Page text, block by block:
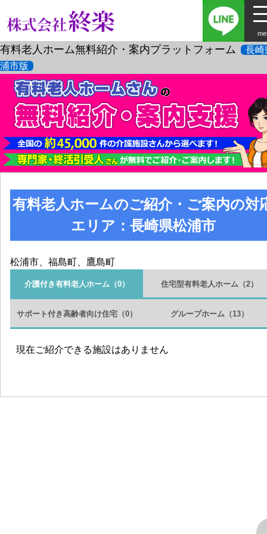
有料老人ホーム無料紹介・案内プラットフォーム
長崎
浦市版
有料老人ホームのご紹介・ご案内の対
エリア：長崎県松浦市
松浦市、福島町、鷹島町
介護付き有料老人ホーム （0） 住宅型有料老人ホーム （2）
サポート付き高齢者向け住宅（0） グループホーム （13）
現在ご紹介できる施設はありません